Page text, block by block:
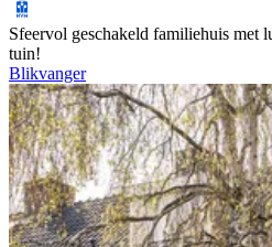
Sfeervol geschakeld familiehuis met
tuin!
Blikvanger